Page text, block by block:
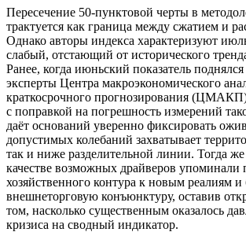
Пересечение 50-пунктовой черты в
трактуется как граница между сжатием и
Однако авторы индекса характеризуют
слабый, отстающий от исторического
Ранее, когда июньский показатель
эксперты Центра макроэкономического
краткосрочного прогнозирования
с поправкой на погрешность измерений
даёт оснований уверенно фиксировать
допустимых колебаний захватывает
так и ниже разделительной линии. Тогда
качестве возможных драйверов упоминали
хозяйственного контура к новым реалиям
внешнеторговую конъюнктуру, оставив
том, насколько существенным оказалось
кризиса на сводный индикатор.